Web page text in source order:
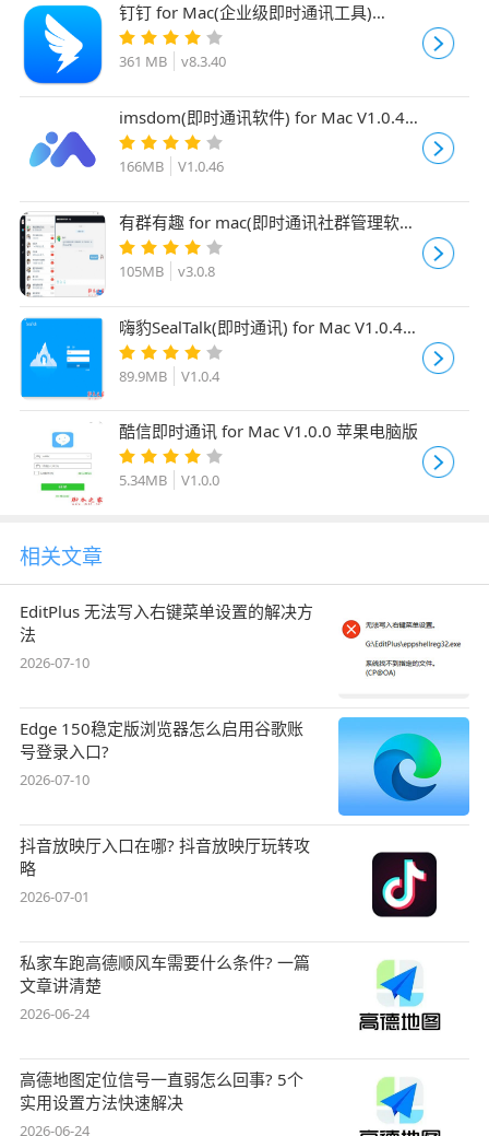
钉钉 for Mac(企业级即时通讯工具)
v8.3.40 苹果电脑Apple版
361 MB v8.3.40
imsdom(即时通讯软件) for Mac V1.0.46
官方安装版
166MB V1.0.46
有群有趣 for mac(即时通讯社群管理软件)
v3.0.8 苹果电脑版
105MB v3.0.8
嗨豹SealTalk(即时通讯) for Mac V1.0.4
苹果电脑版
89.9MB V1.0.4
酷信即时通讯 for Mac V1.0.0 苹果电脑版
5.34MB V1.0.0
相关文章
EditPlus 无法写入右键菜单设置的解决方
法
2026-07-10
Edge 150稳定版浏览器怎么启用谷歌账
号登录入口?
2026-07-10
抖音放映厅入口在哪? 抖音放映厅玩转攻
略
2026-07-01
私家车跑高德顺风车需要什么条件? 一篇
文章讲清楚
2026-06-24
高德地图定位信号一直弱怎么回事? 5个
实用设置方法快速解决
2026-06-24